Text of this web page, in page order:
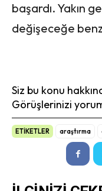
başardı. Yakın
değişeceğe
Siz bu konu
Görüşlerinizi
ETİKETLER araştırma